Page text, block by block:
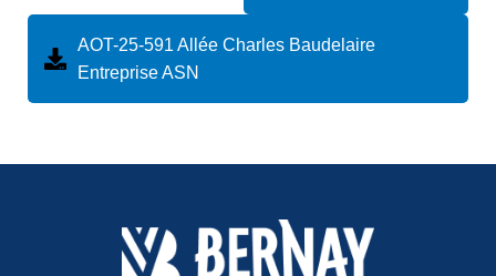
AOT-25-591 Allée Charles Baudelaire
Entreprise ASN